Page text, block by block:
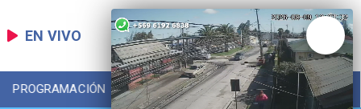
EN VIVO
PROGRAMACIÓN LOCAL DEPORTES